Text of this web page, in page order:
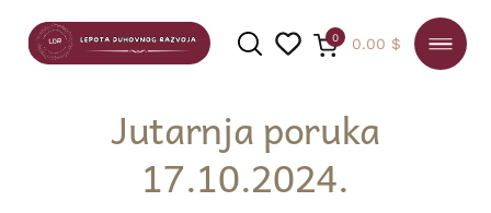
PRETRAGA
0 0.00 $
Jutarnja poruka
17.10.2024.